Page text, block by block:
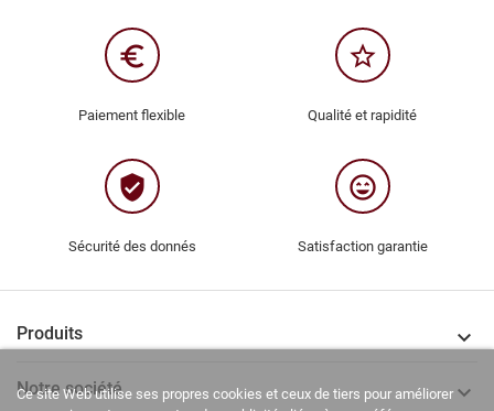
euro_symbol
Paiement flexible
star_border
Qualité et rapidité
verified_user
Sécurité des donnés
sentiment_very_satisfied
Satisfaction garantie
Produits 
Notre société 
Ce site Web utilise ses propres cookies et ceux de tiers pour améliorer